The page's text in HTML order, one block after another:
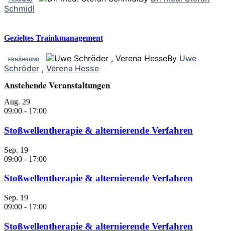
Schmidl
Gezieltes Trainkmanagement
ERNÄHRUNG By Uwe
Schröder , Verena Hesse
Anstehende Veranstaltungen
Aug. 29
09:00 - 17:00
Stoßwellentherapie & alternierende Verfahren
Sep. 19
09:00 - 17:00
Stoßwellentherapie & alternierende Verfahren
Sep. 19
09:00 - 17:00
Stoßwellentherapie & alternierende Verfahren